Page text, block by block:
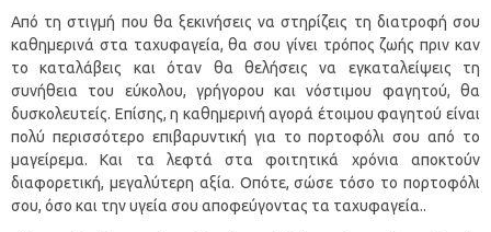
Από τη στιγμή που θα ξεκινήσεις να στηρίζεις τη διατροφή σου
καθημερινά στα ταχυφαγεία, θα σου γίνει τρόπος ζωής πριν καν
το καταλάβεις και όταν θα θελήσεις να εγκαταλείψεις τη
συνήθεια του εύκολου, γρήγορου και νόστιμου φαγητού, θα
δυσκολευτείς. Επίσης, η καθημερινή αγορά έτοιμου φαγητού είναι
πολύ περισσότερο επιβαρυντική για το πορτοφόλι σου από το
μαγείρεμα. Και τα λεφτά στα φοιτητικά χρόνια αποκτούν
διαφορετική, μεγαλύτερη αξία. Οπότε, σώσε τόσο το πορτοφόλι
σου, όσο και την υγεία σου αποφεύγοντας τα ταχυφαγεία..